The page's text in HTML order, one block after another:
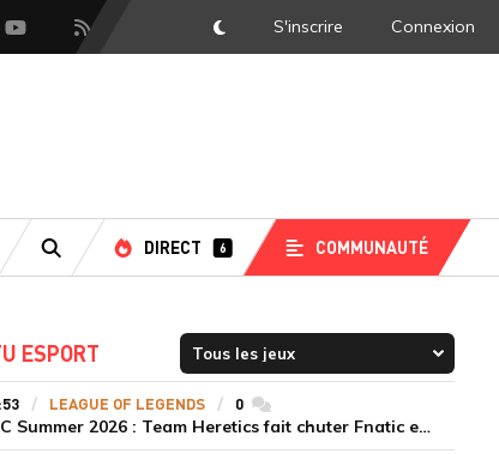
YoutubeFlux RSS DarkMode
S'inscrire Connexion
RECHERCHE
DIRECT 6 COMMUNAUTÉ
ESPORT
LEAGUE OF LEGENDS 0commentaires
LEC Summer 2026 : Team Heretics fait chuter Fnatic et lance enfin sa saison estivale